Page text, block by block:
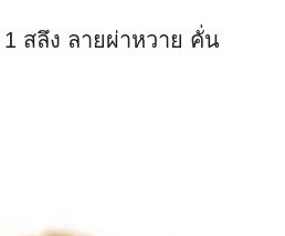
สลึง ลายผ่าหวาย คั่น